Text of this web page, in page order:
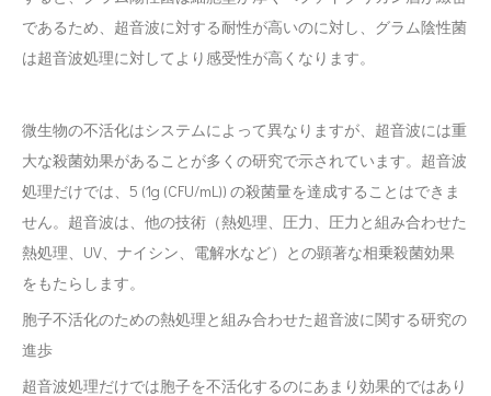
であるため、超音波に対する耐性が高いのに対し、グラム陰性菌
は超音波処理に対してより感受性が高くなります。
微生物の不活化はシステムによって異なりますが、超音波には重
大な殺菌効果があることが多くの研究で示されています。超音波
処理だけでは、5 (1g (CFU/mL)) の殺菌量を達成することはできま
せん。超音波は、他の技術（熱処理、圧力、圧力と組み合わせた
熱処理、UV、ナイシン、電解水など）との顕著な相乗殺菌効果
をもたらします。
胞子不活化のための熱処理と組み合わせた超音波に関する研究の
進歩
超音波処理だけでは胞子を不活化するのにあまり効果的ではあり